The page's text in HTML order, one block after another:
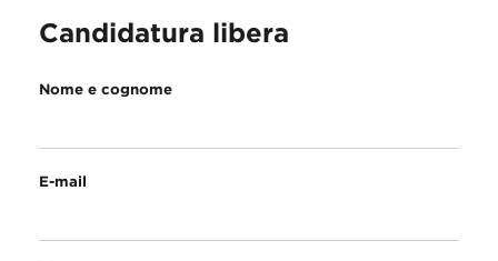
Candidatura libera
Nome e cognome
E-mail